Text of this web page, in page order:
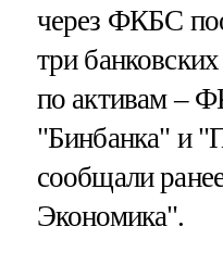
через ФКБС
три
по активам –
"Бинбанка" и
сообщали
Экономика".